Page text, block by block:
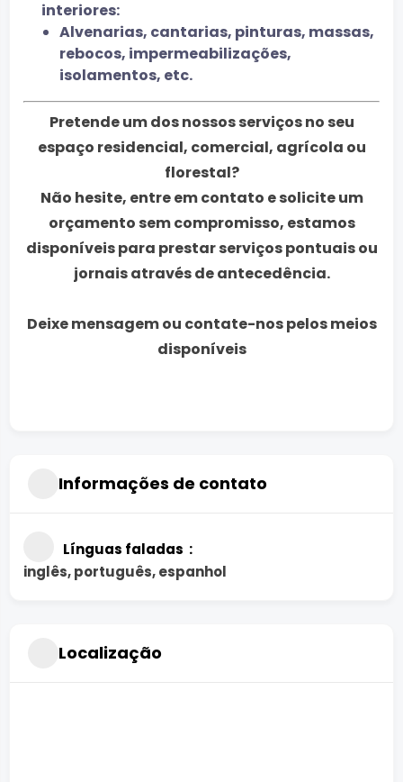
interiores:
Alvenarias, cantarias, pinturas, massas,
rebocos, impermeabilizações,
isolamentos, etc.
Pretende um dos nossos serviços no seu
espaço residencial, comercial, agrícola ou
florestal?
Não hesite, entre em contato e solicite um
orçamento sem compromisso, estamos
disponíveis para prestar serviços pontuais ou
jornais através de antecedência.
Deixe mensagem ou contate-nos pelos meios
disponíveis
Informações de contato
Línguas faladas
inglês, português, espanhol
Localização